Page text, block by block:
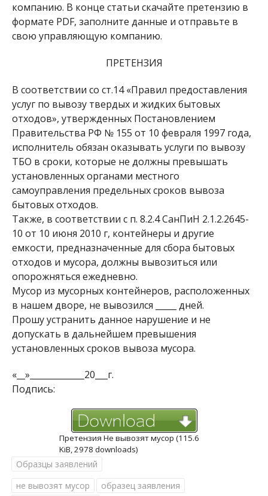
компанию. В конце статьи скачайте претензию в
формате PDF, заполните данные и отправьте в
свою управляющую компанию.
ПРЕТЕНЗИЯ
В соответствии со ст.14 «Правил предоставления
услуг по вывозу твердых и жидких бытовых
отходов», утвержденных Постановлением
Правительства РФ № 155 от 10 февраля 1997 года,
исполнитель обязан оказывать услуги по вывозу
ТБО в сроки, которые не должны превышать
установленных органами местного
самоуправления предельных сроков вывоза
бытовых отходов.
Также, в соответствии с п. 8.2.4 СанПиН 2.1.2.2645-
10 от 10 июня 2010 г, контейнеры и другие
емкости, предназначенные для сбора бытовых
отходов и мусора, должны вывозиться или
опорожняться ежедневно.
Мусор из мусорных контейнеров, расположенных
в нашем дворе, не вывозился _____ дней.
Прошу устранить данное нарушение и не
допускать в дальнейшем превышения
установленных сроков вывоза мусора.
«__»_____________20___г.
Подпись:
Претензия Не вывозят мусор (115.6
KiB, 2978 downloads)
Образцы заявлений
не вывозят мусор
образец заявления